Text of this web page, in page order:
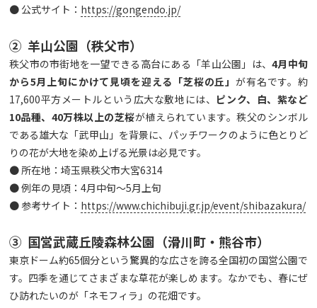
● 公式サイト： https://gongendo.jp/
② 羊山公園（秩父市）
秩父市の市街地を一望できる高台にある「羊山公園」は、4月中旬
から5月上旬にかけて見頃を迎える「芝桜の丘」が有名です。約
17,600平方メートルという広大な敷地には、 ピンク、白、紫など
10品種、40万株以上の芝桜が植えられています。秩父のシンボル
である雄大な「武甲山」を背景に、パッチワークのように色とりど
りの花が大地を染め上げる光景は必見です。
● 所在地：埼玉県秩父市大宮6314
● 例年の見頃：4月中旬～5月上旬
● 参考サイト： https://www.chichibuji.gr.jp/event/shibazakura/
③ 国営武蔵丘陵森林公園（滑川町・熊谷市）
東京ドーム約65個分という驚異的な広さを誇る全国初の国営公園で
す。四季を通じてさまざまな草花が楽しめます。なかでも、春にぜ
ひ訪れたいのが「ネモフィラ」の花畑です。